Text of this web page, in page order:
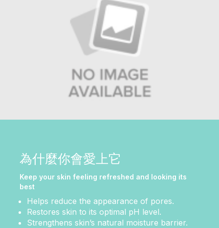
為什麼你會愛上它
Keep your skin feeling refreshed and looking its
best
Helps reduce the appearance of pores.
Restores skin to its optimal pH level.
Strengthens skin’s natural moisture barrier.